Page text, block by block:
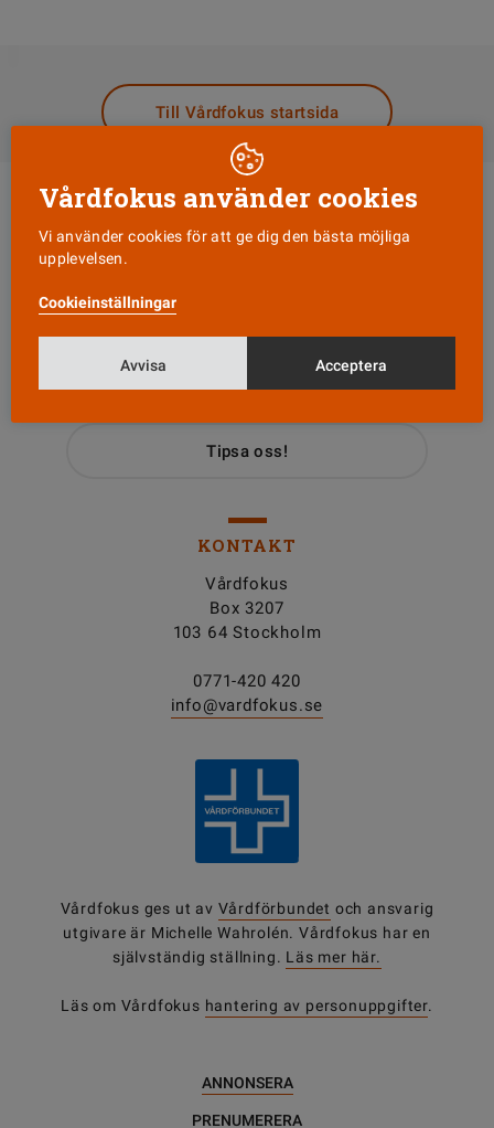
Till Vårdfokus startsida
Läs senaste numret
Tipsa oss!
KONTAKT
Vårdfokus
Box 3207
103 64 Stockholm
0771-420 420
info@vardfokus.se
Vårdfokus ges ut av Vårdförbundet och ansvarig
utgivare är Michelle Wahrolén. Vårdfokus har en
självständig ställning. Läs mer här.
Läs om Vårdfokus hantering av personuppgifter.
ANNONSERA
PRENUMERERA
Vårdfokus använder cookies
Vi använder cookies för att ge dig den bästa möjliga
upplevelsen.
Cookieinställningar
Avvisa Acceptera